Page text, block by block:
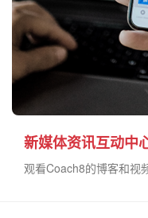
新媒体资讯互动中
观看Coach8的博客和视